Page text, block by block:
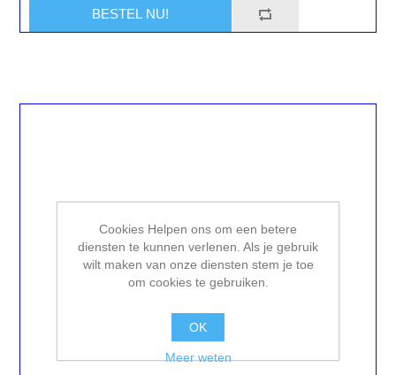
Cookies Helpen ons om een betere
diensten te kunnen verlenen. Als je gebruik
wilt maken van onze diensten stem je toe
om cookies te gebruiken.
OK
Meer weten